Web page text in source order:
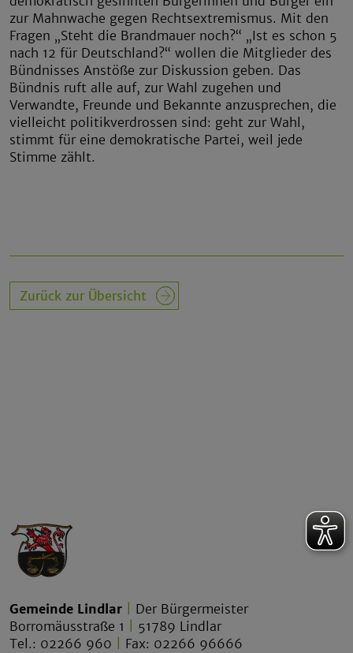
zur Mahnwache gegen Rechtsextremismus. Mit den
Fragen „Steht die Brandmauer noch?“ „Ist es schon 5
nach 12 für Deutschland?“ wollen die Mitglieder des
Bündnisses Anstöße zur Diskussion geben. Das
Bündnis ruft alle auf, zur Wahl zugehen und
Verwandte, Freunde und Bekannte anzusprechen, die
vielleicht politikverdrossen sind: geht zur Wahl,
stimmt für eine demokratische Partei, weil jede
Stimme zählt.
Zurück zur Übersicht
Gemeinde Lindlar
Der Bürgermeister
Borromäusstraße 1
51789 Lindlar
Tel.: 02266 960
Fax: 02266 96666